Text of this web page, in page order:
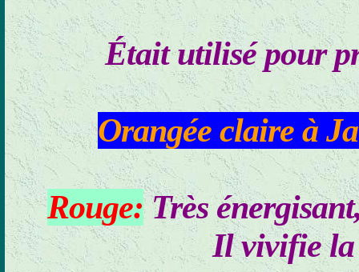
Était utilisé pour
Orangée claire à
Rouge:Très
Il vivifie la